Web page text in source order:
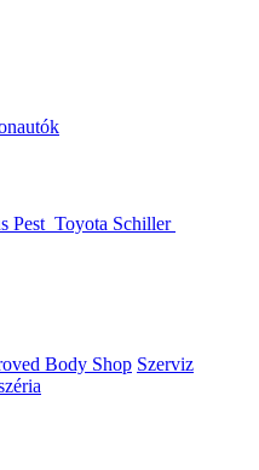
Pest Toyota Schiller
Body Shop Szerviz